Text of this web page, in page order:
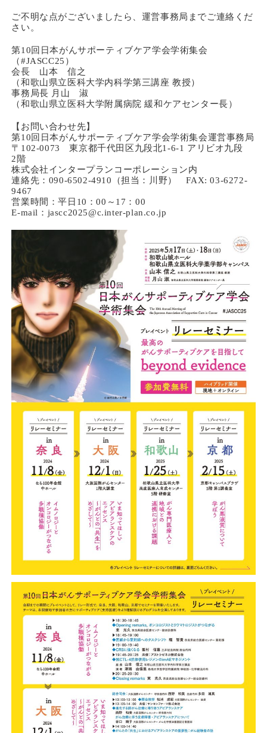
ご不明な点がございましたら、運営事務局までご連絡くだ
さい。
第10回日本がんサポーティブケア学会学術集会
（#JASCC25）
会長 山本 信之
（和歌山県立医科大学内科学第三講座 教授）
事務局長 月山 淑
（和歌山県立医科大学附属病院 緩和ケアセンター長）
【お問い合わせ先】
第10回日本がんサポーティブケア学会学術集会運営事務局
〒102-0073 東京都千代田区九段北1-6-1 アリビオ九段
2階
株式会社インタープランコーポレーション内
連絡先：090-6502-4910（担当：川野） FAX: 03-6272-
9467
営業時間：平日10：00～17：00
E-mail：jascc2025@c.inter-plan.co.jp